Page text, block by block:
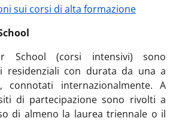
sui corsi di alta formazione
School (corsi intensivi) sono
residenziali con durata da una a
connotati internazionalmente. A
di partecipazione sono rivolti a
di almeno la laurea triennale o il